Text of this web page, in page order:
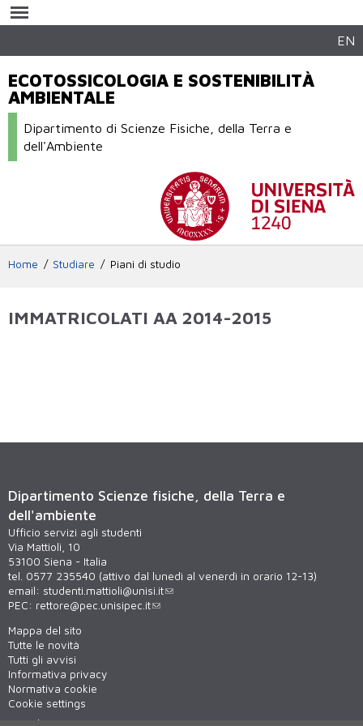
contenuto
EN
ECOTOSSICOLOGIA E SOSTENIBILITÀ
AMBIENTALE
Dipartimento di Scienze Fisiche, della Terra e
dell'Ambiente
Home Studiare Piani di studio
IMMATRICOLATI AA 2014-2015
Dipartimento Scienze fisiche, della Terra e
dell'ambiente
Ufficio servizi agli studenti
Via Mattioli, 10
53100 Siena - Italia
tel. 0577 235540 (attivo dal lunedì al venerdì in orario 12-13)
email: studenti.mattioli@unisi.it
PEC: rettore@pec.unisipec.it
Mappa del sito
Tutte le novità
Tutti gli avvisi
Informativa privacy
Normativa cookie
Cookie settings